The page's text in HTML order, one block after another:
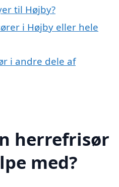
til Højby?
i Højby eller hele
i andre dele af
herrefrisør
med?